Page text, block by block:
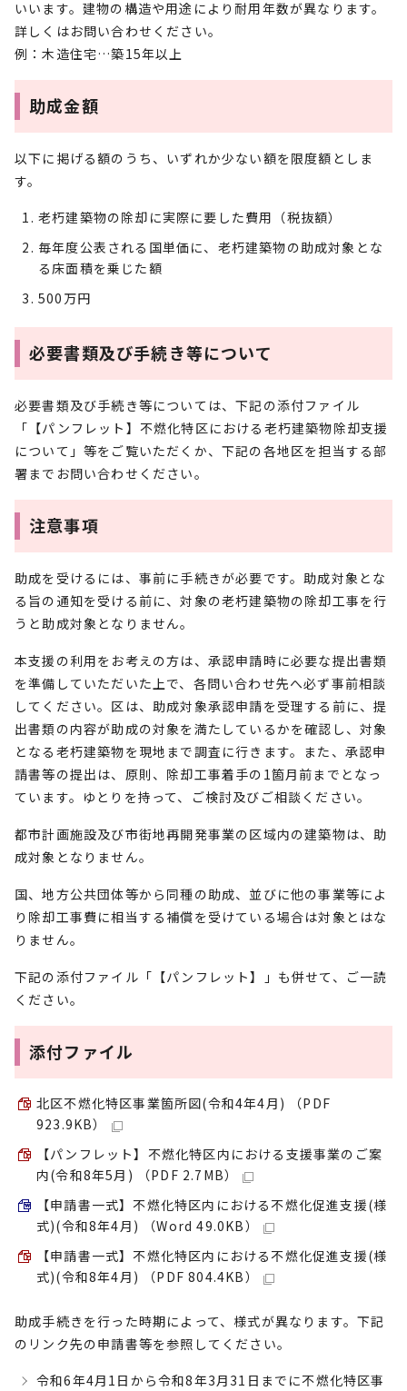
いいます。建物の構造や用途により耐用年数が異なります。
詳しくはお問い合わせください。
例：木造住宅…築15年以上
助成金額
以下に掲げる額のうち、いずれか少ない額を限度額としま
す。
老朽建築物の除却に実際に要した費用（税抜額）
毎年度公表される国単価に、老朽建築物の助成対象とな
る床面積を乗じた額
500万円
必要書類及び手続き等について
必要書類及び手続き等については、下記の添付ファイル
「【パンフレット】不燃化特区における老朽建築物除却支援
について」等をご覧いただくか、下記の各地区を担当する部
署までお問い合わせください。
注意事項
助成を受けるには、事前に手続きが必要です。助成対象とな
る旨の通知を受ける前に、対象の老朽建築物の除却工事を行
うと助成対象となりません。
本支援の利用をお考えの方は、承認申請時に必要な提出書類
を準備していただいた上で、各問い合わせ先へ必ず事前相談
してください。区は、助成対象承認申請を受理する前に、提
出書類の内容が助成の対象を満たしているかを確認し、対象
となる老朽建築物を現地まで調査に行きます。また、承認申
請書等の提出は、原則、除却工事着手の1箇月前までとなっ
ています。ゆとりを持って、ご検討及びご相談ください。
都市計画施設及び市街地再開発事業の区域内の建築物は、助
成対象となりません。
国、地方公共団体等から同種の助成、並びに他の事業等によ
り除却工事費に相当する補償を受けている場合は対象とはな
りません。
下記の添付ファイル「【パンフレット】」も併せて、ご一読
ください。
添付ファイル
北区不燃化特区事業箇所図(令和4年4月) （PDF
923.9KB）
【パンフレット】不燃化特区内における支援事業のご案
内(令和8年5月) （PDF 2.7MB）
【申請書一式】不燃化特区内における不燃化促進支援(様
式)(令和8年4月) （Word 49.0KB）
【申請書一式】不燃化特区内における不燃化促進支援(様
式)(令和8年4月) （PDF 804.4KB）
助成手続きを行った時期によって、様式が異なります。下記
のリンク先の申請書等を参照してください。
令和6年4月1日から令和8年3月31日までに不燃化特区事